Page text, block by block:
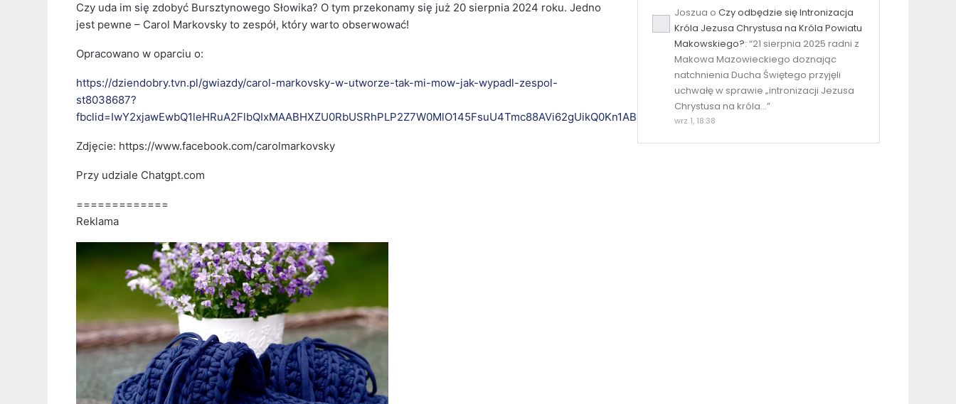
Czy uda im się zdobyć Bursztynowego Słowika? O tym przekonamy się już 20 sierpnia 2024 roku. Jedno
jest pewne – Carol Markovsky to zespół, który warto obserwować!
Opracowano w oparciu o:
https://dziendobry.tvn.pl/gwiazdy/carol-markovsky-w-utworze-tak-mi-mow-jak-wypadl-zespol-
st8038687?
fbclid=IwY2xjawEwbQ1leHRuA2FlbQIxMAABHXZU0RbUSRhPLP2Z7W0MlO145FsuU4Tmc88AVi62gUikQ0Kn1ABaSx3wQQ_aem_z1E53zjiUsM189uZmLC3yg
Zdjęcie: https://www.facebook.com/carolmarkovsky
Przy udziale Chatgpt.com
=============
Reklama
Joszua o Czy odbędzie się Intronizacja
Króla Jezusa Chrystusa na Króla Powiatu
Makowskiego?: “21 sierpnia 2025 radni z
Makowa Mazowieckiego doznając
natchnienia Ducha Świętego przyjęli
uchwałę w sprawie „intronizacji Jezusa
Chrystusa na króla…”
wrz 1, 18:38